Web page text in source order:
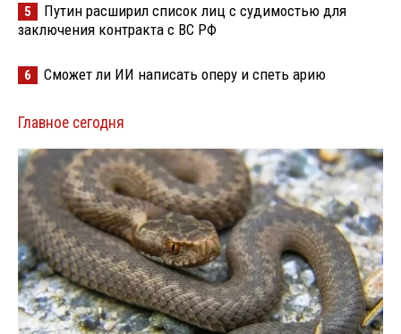
5
Путин расширил список лиц с судимостью для
заключения контракта с ВС РФ
6 Сможет ли ИИ написать оперу и спеть арию
Главное сегодня